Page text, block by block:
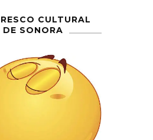
CULTURAL
DE SONORA